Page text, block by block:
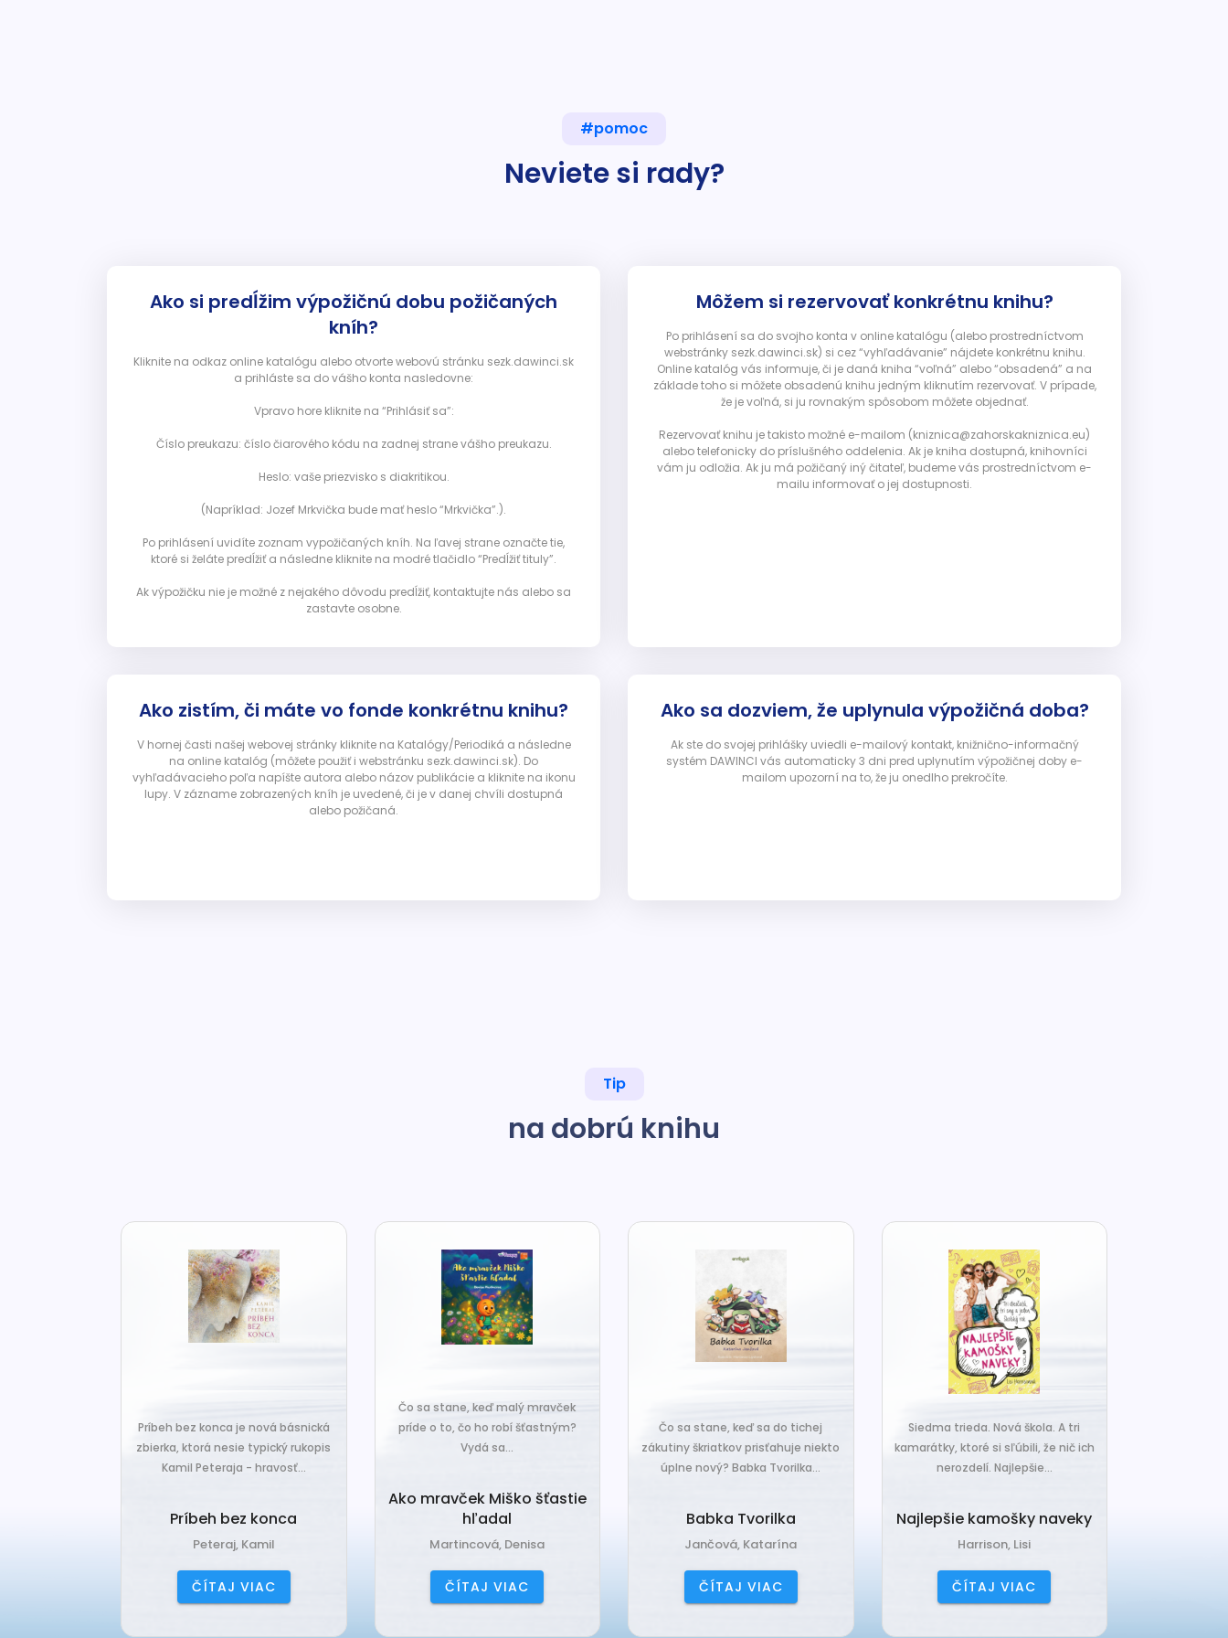
#pomoc
Neviete si rady?
Ako si predĺžim výpožičnú dobu požičaných
kníh?
Kliknite na odkaz online katalógu alebo otvorte webovú stránku sezk.dawinci.sk
a prihláste sa do vášho konta nasledovne:
Vpravo hore kliknite na “Prihlásiť sa”:
Číslo preukazu: číslo čiarového kódu na zadnej strane vášho preukazu.
Heslo: vaše priezvisko s diakritikou.
(Napríklad: Jozef Mrkvička bude mať heslo “Mrkvička”.).
Po prihlásení uvidíte zoznam vypožičaných kníh. Na ľavej strane označte tie,
ktoré si želáte predĺžiť a následne kliknite na modré tlačidlo “Predĺžiť tituly”.
Ak výpožičku nie je možné z nejakého dôvodu predĺžiť, kontaktujte nás alebo sa
zastavte osobne.
Môžem si rezervovať konkrétnu knihu?
Po prihlásení sa do svojho konta v online katalógu (alebo prostredníctvom
webstránky sezk.dawinci.sk) si cez “vyhľadávanie” nájdete konkrétnu knihu.
Online katalóg vás informuje, či je daná kniha “voľná” alebo “obsadená” a na
základe toho si môžete obsadenú knihu jedným kliknutím rezervovať. V prípade,
že je voľná, si ju rovnakým spôsobom môžete objednať.
Rezervovať knihu je takisto možné e-mailom (kniznica@zahorskakniznica.eu)
alebo telefonicky do príslušného oddelenia. Ak je kniha dostupná, knihovníci
vám ju odložia. Ak ju má požičaný iný čitateľ, budeme vás prostredníctvom e-
mailu informovať o jej dostupnosti.
Ako zistím, či máte vo fonde konkrétnu knihu?
V hornej časti našej webovej stránky kliknite na Katalógy/Periodiká a následne
na online katalóg (môžete použiť i webstránku sezk.dawinci.sk). Do
vyhľadávacieho poľa napíšte autora alebo názov publikácie a kliknite na ikonu
lupy. V zázname zobrazených kníh je uvedené, či je v danej chvíli dostupná
alebo požičaná.
Ako sa dozviem, že uplynula výpožičná doba?
Ak ste do svojej prihlášky uviedli e-mailový kontakt, knižnično-informačný
systém DAWINCI vás automaticky 3 dni pred uplynutím výpožičnej doby e-
mailom upozorní na to, že ju onedlho prekročíte.
Tip
na dobrú knihu
Príbeh bez konca je nová básnická
zbierka, ktorá nesie typický rukopis
Kamil Peteraja - hravosť...
Príbeh bez konca
Peteraj, Kamil
ČÍTAJ VIAC
Čo sa stane, keď malý mravček
príde o to, čo ho robí šťastným?
Vydá sa...
Ako mravček Miško šťastie
hľadal
Martincová, Denisa
ČÍTAJ VIAC
Čo sa stane, keď sa do tichej
zákutiny škriatkov prisťahuje niekto
úplne nový? Babka Tvorilka...
Babka Tvorilka
Jančová, Katarína
ČÍTAJ VIAC
Siedma trieda. Nová škola. A tri
kamarátky, ktoré si sľúbili, že nič ich
nerozdelí. Najlepšie...
Najlepšie kamošky naveky
Harrison, Lisi
ČÍTAJ VIAC